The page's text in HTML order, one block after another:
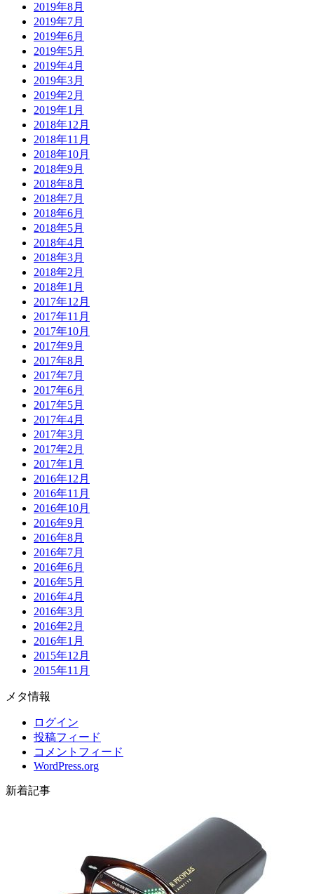
2019年8月
2019年7月
2019年6月
2019年5月
2019年4月
2019年3月
2019年2月
2019年1月
2018年12月
2018年11月
2018年10月
2018年9月
2018年8月
2018年7月
2018年6月
2018年5月
2018年4月
2018年3月
2018年2月
2018年1月
2017年12月
2017年11月
2017年10月
2017年9月
2017年8月
2017年7月
2017年6月
2017年5月
2017年4月
2017年3月
2017年2月
2017年1月
2016年12月
2016年11月
2016年10月
2016年9月
2016年8月
2016年7月
2016年6月
2016年5月
2016年4月
2016年3月
2016年2月
2016年1月
2015年12月
2015年11月
メタ情報
ログイン
投稿フィード
コメントフィード
WordPress.org
新着記事